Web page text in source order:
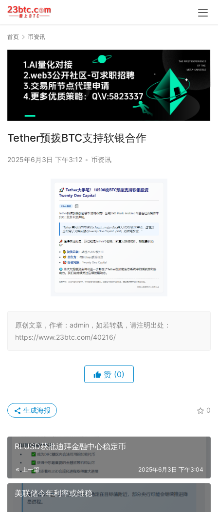
首页 币资讯
Tether预拨BTC支持软银合作
2025年6月3日 下午3:12 • 币资讯
原创文章，作者：admin，如若转载，请注明出处：
https://www.23btc.com/40216/
赞 (0)
0
生成海报
RLUSD获批迪拜金融中心稳定币
上一篇 2025年6月3日 下午3:04
美联储今年利率或维稳